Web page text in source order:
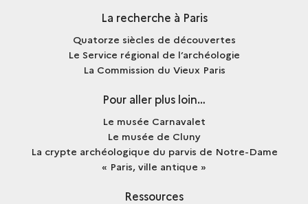
La recherche à Paris
Quatorze siècles de découvertes
Le Service régional de l’archéologie
La Commission du Vieux Paris
Pour aller plus loin…
Le musée Carnavalet
Le musée de Cluny
La crypte archéologique du parvis de Notre-Dame
« Paris, ville antique »
Ressources